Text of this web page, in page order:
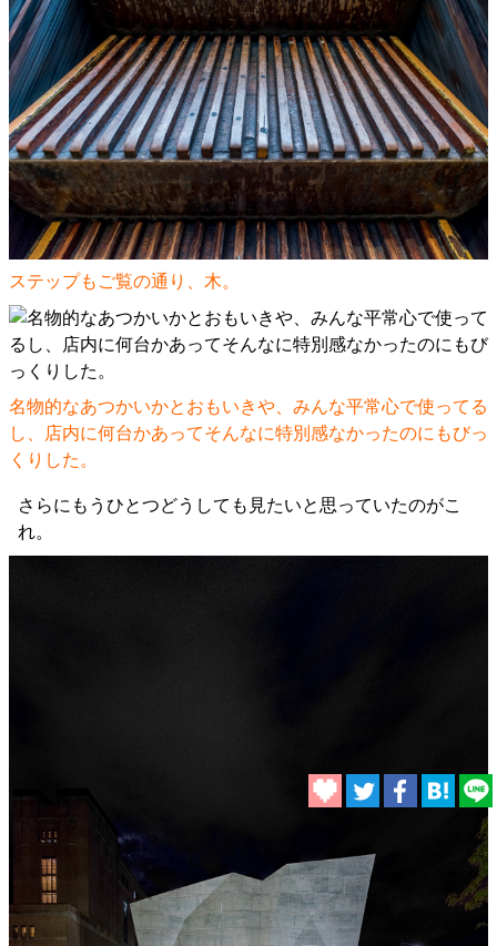
ステップもご覧の通り、木。
名物的なあつかいかとおもいきや、みんな平常心で使ってる
し、店内に何台かあってそんなに特別感なかったのにもびっ
くりした。
さらにもうひとつどうしても見たいと思っていたのがこ
れ。